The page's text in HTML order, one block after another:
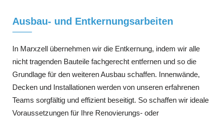
Ausbau- und Entkernungsarbeiten
In Marxzell übernehmen wir die Entkernung, indem wir alle
nicht tragenden Bauteile fachgerecht entfernen und so die
Grundlage für den weiteren Ausbau schaffen. Innenwände,
Decken und Installationen werden von unseren erfahrenen
Teams sorgfältig und effizient beseitigt. So schaffen wir ideale
Voraussetzungen für Ihre Renovierungs- oder